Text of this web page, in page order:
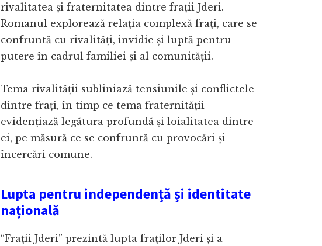
rivalitatea și fraternitatea dintre frații Jderi.
Romanul explorează relația complexă frați, care se
confruntă cu rivalități, invidie și luptă pentru
putere în cadrul familiei și al comunității.
Tema rivalității subliniază tensiunile și conflictele
dintre frați, în timp ce tema fraternității
evidențiază legătura profundă și loialitatea dintre
ei, pe măsură ce se confruntă cu provocări și
încercări comune.
Lupta pentru independență și identitate
națională
“Frații Jderi” prezintă lupta fraților Jderi și a